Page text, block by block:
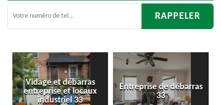
et débarras
et locaux
33
Entreprise de débarras